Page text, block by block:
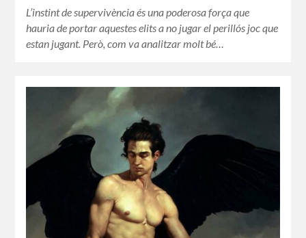
L’instint de supervivència és una poderosa força que
hauria de portar aquestes elits a no jugar el perillós joc que
estan jugant. Però, com va analitzar molt bé…